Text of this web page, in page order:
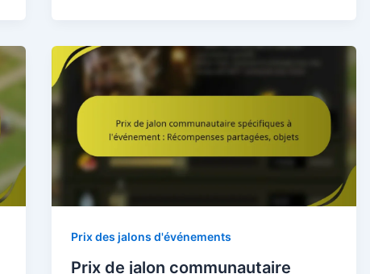
Prix des jalons d'événements
Prix de jalon communautaire